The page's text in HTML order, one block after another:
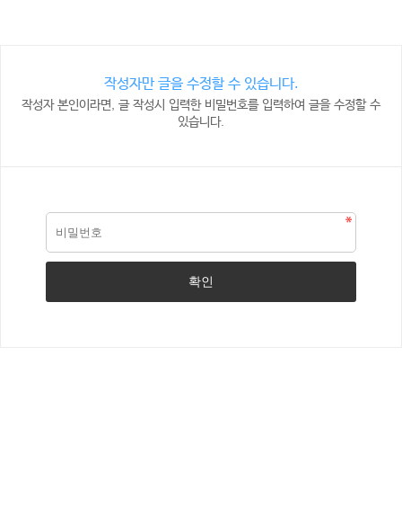
작성자만 글을 수정할 수 있습니다.
작성자 본인이라면, 글 작성시 입력한 비밀번호를 입력하여 글을 수정할 수
있습니다.